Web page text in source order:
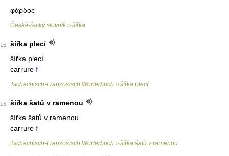
φάρδος
Česká-řecký slovník > šířka
15
šířka plecí
šířka plecí
carrure f
Tschechisch-Französisch Wörterbuch > šířka plecí
16
šířka šatů v ramenou
šířka šatů v ramenou
carrure f
Tschechisch-Französisch Wörterbuch > šířka šatů v ramenou